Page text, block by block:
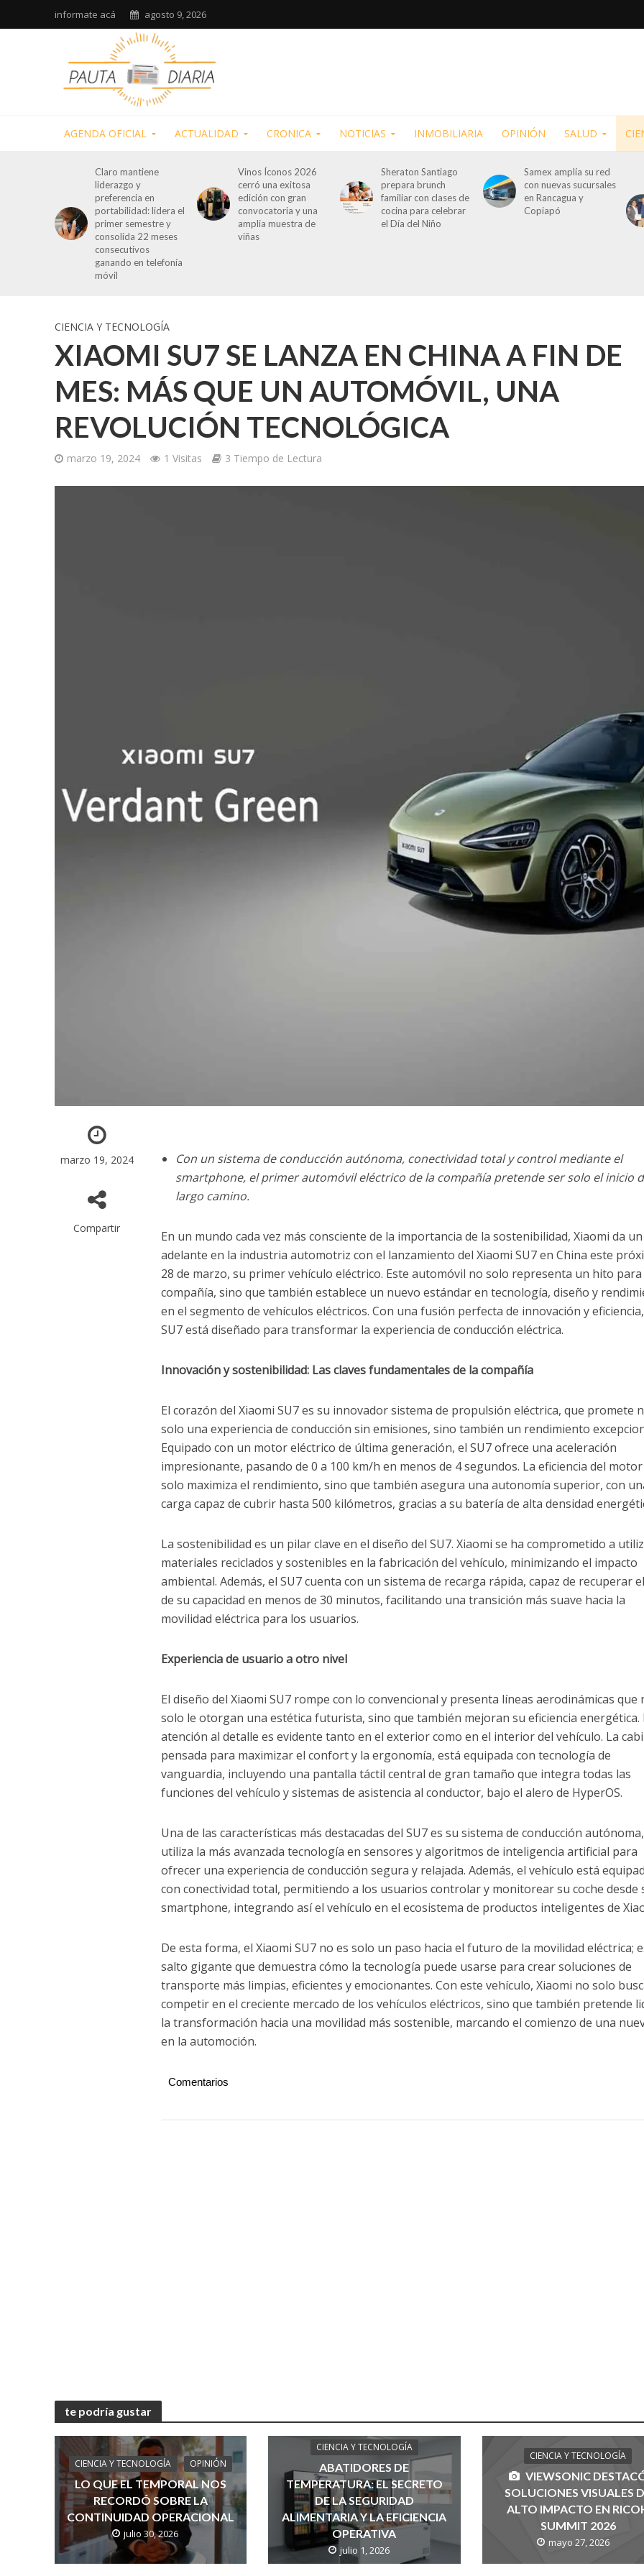
informate acá agosto 9, 2026
AGENDA OFICIAL ACTUALIDAD CRONICA NOTICIAS INMOBILIARIA OPINIÓN SALUD
Claro mantiene
liderazgo y
preferencia en
portabilidad: lidera el
primer semestre y
consolida 22 meses
consecutivos
ganando en telefonía
móvil
Vinos Íconos 2026
cerró una exitosa
edición con gran
convocatoria y una
amplia muestra de
viñas
Sheraton Santiago
prepara brunch
familiar con clases de
cocina para celebrar
el Día del Niño
Samex amplía su red
con nuevas sucursales
en Rancagua y
Copiapó
CIENCIA Y TECNOLOGÍA
XIAOMI SU7 SE LANZA EN CHINA A FIN DE
MES: MÁS QUE UN AUTOMÓVIL, UNA
REVOLUCIÓN TECNOLÓGICA
marzo 19, 2024 1 Visitas 3 Tiempo de Lectura
marzo 19, 2024
Compartir
Con un sistema de conducción autónoma, conectividad total y control mediante el
smartphone, el primer automóvil eléctrico de la compañía pretende ser solo el inicio
largo camino.
En un mundo cada vez más consciente de la importancia de la sostenibilidad, Xiaomi da
adelante en la industria automotriz con el lanzamiento del Xiaomi SU7 en China este
28 de marzo, su primer vehículo eléctrico. Este automóvil no solo representa un hito para
compañía, sino que también establece un nuevo estándar en tecnología, diseño y
en el segmento de vehículos eléctricos. Con una fusión perfecta de innovación y
SU7 está diseñado para transformar la experiencia de conducción eléctrica.
Innovación y sostenibilidad: Las claves fundamentales de la compañía
El corazón del Xiaomi SU7 es su innovador sistema de propulsión eléctrica, que promete
solo una experiencia de conducción sin emisiones, sino también un rendimiento
Equipado con un motor eléctrico de última generación, el SU7 ofrece una aceleración
impresionante, pasando de 0 a 100 km/h en menos de 4 segundos. La eficiencia del
solo maximiza el rendimiento, sino que también asegura una autonomía superior, con
carga capaz de cubrir hasta 500 kilómetros, gracias a su batería de alta densidad
La sostenibilidad es un pilar clave en el diseño del SU7. Xiaomi se ha comprometido a
materiales reciclados y sostenibles en la fabricación del vehículo, minimizando el impacto
ambiental. Además, el SU7 cuenta con un sistema de recarga rápida, capaz de recuperar
de su capacidad en menos de 30 minutos, facilitando una transición más suave hacia la
movilidad eléctrica para los usuarios.
Experiencia de usuario a otro nivel
El diseño del Xiaomi SU7 rompe con lo convencional y presenta líneas aerodinámicas que
solo le otorgan una estética futurista, sino que también mejoran su eficiencia energética.
atención al detalle es evidente tanto en el exterior como en el interior del vehículo. La
pensada para maximizar el confort y la ergonomía, está equipada con tecnología de
vanguardia, incluyendo una pantalla táctil central de gran tamaño que integra todas las
funciones del vehículo y sistemas de asistencia al conductor, bajo el alero de HyperOS.
Una de las características más destacadas del SU7 es su sistema de conducción
utiliza la más avanzada tecnología en sensores y algoritmos de inteligencia artificial para
ofrecer una experiencia de conducción segura y relajada. Además, el vehículo está
con conectividad total, permitiendo a los usuarios controlar y monitorear su coche desde
smartphone, integrando así el vehículo en el ecosistema de productos inteligentes de
De esta forma, el Xiaomi SU7 no es solo un paso hacia el futuro de la movilidad eléctrica;
salto gigante que demuestra cómo la tecnología puede usarse para crear soluciones de
transporte más limpias, eficientes y emocionantes. Con este vehículo, Xiaomi no solo
competir en el creciente mercado de los vehículos eléctricos, sino que también pretende
la transformación hacia una movilidad más sostenible, marcando el comienzo de una
en la automoción.
Comentarios
te podría gustar
CIENCIA Y TECNOLOGÍA OPINIÓN
LO QUE EL TEMPORAL NOS
RECORDÓ SOBRE LA
CONTINUIDAD OPERACIONAL
julio 30, 2026
CIENCIA Y TECNOLOGÍA
ABATIDORES DE
TEMPERATURA: EL SECRETO
DE LA SEGURIDAD
ALIMENTARIA Y LA EFICIENCIA
OPERATIVA
julio 1, 2026
CIENCIA Y TECNOLOGÍA
VIEWSONIC
SOLUCIONES VISUALES
ALTO IMPACTO EN
SUMMIT 2026
mayo 27, 2026